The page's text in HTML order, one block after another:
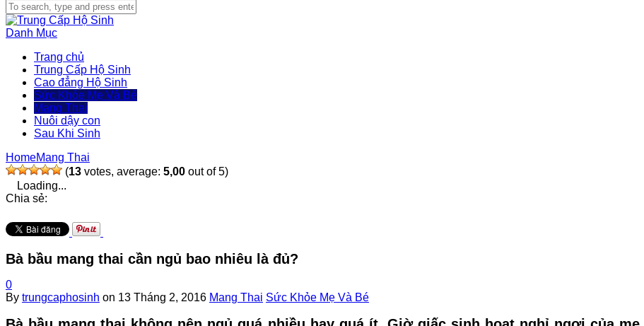
Danh Mục
Trang chủ
Trung Cấp Hộ Sinh
Cao đẳng Hộ Sinh
Sức Khỏe Mẹ Và Bé
Mang Thai
Nuôi dậy con
Sau Khi Sinh
HomeMang Thai
(13 votes, average: 5,00 out of 5)
Loading...
Chia sẻ:
Bà bầu mang thai cần ngủ bao nhiêu là đủ?
0
By trungcaphosinh on 13 Tháng 2, 2016 Mang Thai Sức Khỏe Mẹ Và Bé